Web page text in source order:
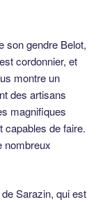
son gendre Belot,
cordonnier, et
montre un
des artisans
magnifiques
capables de faire.
nombreux
Sarazin, qui est